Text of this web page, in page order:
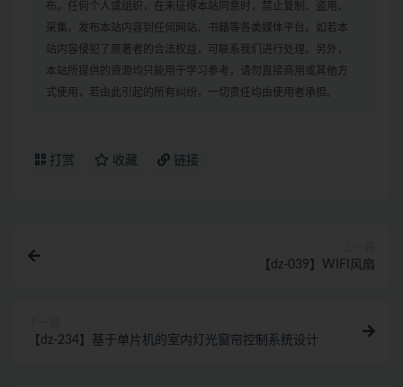
布。任何个人或组织，在未征得本站同意时，禁止复制、盗用、
采集、发布本站内容到任何网站、书籍等各类媒体平台。如若本
站内容侵犯了原著者的合法权益，可联系我们进行处理。另外，
本站所提供的资源均只能用于学习参考，请勿直接商用或其他方
式使用，若由此引起的所有纠纷，一切责任均由使用者承担。
打赏 收藏 链接
【dz-039】WIFI风扇
【dz-234】基于单片机的室内灯光窗帘控制系统设计